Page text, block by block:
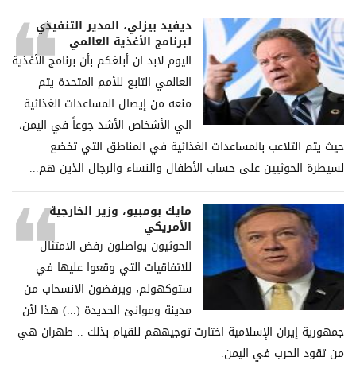
ديفيد بيزلي، المدير التنفيذي
لبرنامج الأغذية العالمي
اليوم لابد ان أبلغكم بأن برنامج الأغذية
العالمي التابع للأمم المتحدة يتم
منعه من إيصال المساعدات الغذائية
الي الأشخاص الأشد جوعاً في اليمن،
حيث يتم التلاعب بالمساعدات الغذائية في المناطق التي تخضع
لسيطرة الحوثيين على حساب الأطفال والنساء والرجال الذين هم...
مايك بومبيو، وزير الخارجية
الأمريكي
الحوثيون يواصلون رفض الامتثال
للاتفاقيات التي وقعوا عليها في
ستوكهولم، ويرفضون الانسحاب من
مدينة وموانئ الحديدة (...) هذا لأن
جمهورية إيران الإسلامية اختارت توجيههم للقيام بذلك .. طهران هي
من تقود الحرب في اليمن.